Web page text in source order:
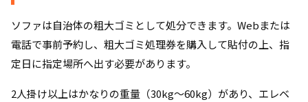
ソファは自治体の粗大ゴミとして処分できます。Webまたは
電話で事前予約し、粗大ゴミ処理券を購入して貼付の上、指
定日に指定場所へ出す必要があります。
2人掛け以上はかなりの重量（30kg〜60kg）があり、エレベ